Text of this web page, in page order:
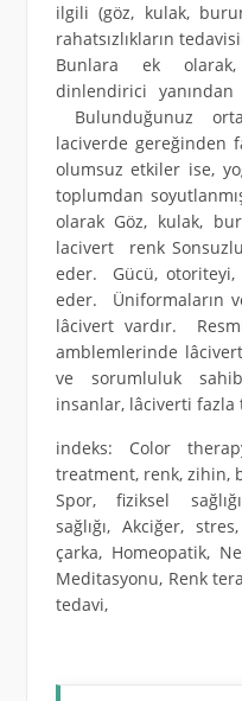
ilgili (göz, kulak,
rahatsızlıkların
Bunlara ek olarak,
dinlendirici
Bulunduğunuz
laciverde gereğinden
olumsuz etkiler ise,
toplumdan
olarak Göz, kulak,
lacivert renk
eder. Gücü,
eder. Üniformaların
lâcivert vardır.
amblemlerinde
ve sorumluluk
insanlar, lâciverti
indeks: Color
treatment, renk, zihin,
Spor, fiziksel
sağlığı, Akciğer,
çarka, Homeopatik,
Meditasyonu, Renk
tedavi,